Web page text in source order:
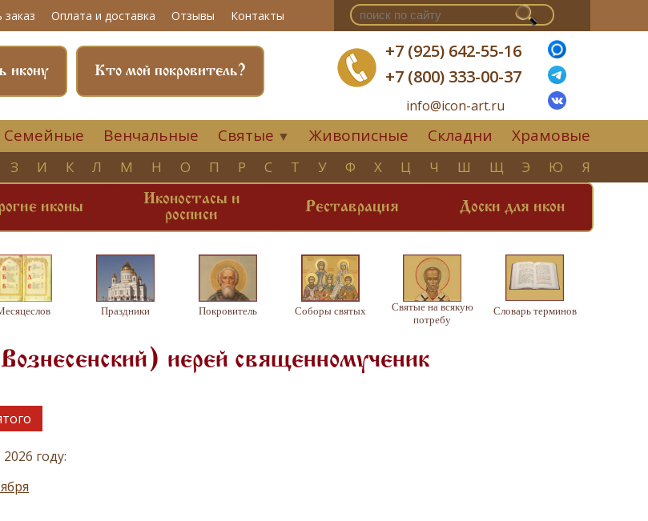
заказ Оплата и доставка Отзывы Контакты
+7 (925) 642-55-16
+7 (800) 333-00-37
info@icon-art.ru
Кто мой покровитель?
икону
Семейные Венчальные Святые ▼ Живописные Складни Храмовые
З И К Л М Н О П Р С Т У Ф Х Ц Ч Ш Щ Э Ю Я
иконы
Иконостасы и
росписи
Реставрация Доски для икон
Праздники Покровитель Соборы святых
Святые на всякую
потребу
Словарь терминов
иерей священномученик
году: